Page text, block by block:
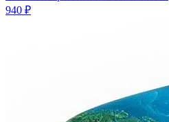
940 ₽